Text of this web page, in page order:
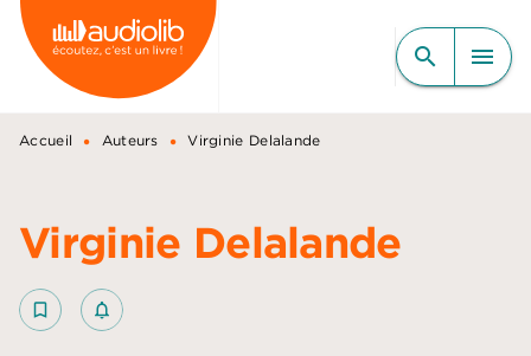
MENU RECHERCHE
CONTENU
PIED DE PAGE
search menu
Accueil • Auteurs • Virginie Delalande
Virginie Delalande
bookmark_border notifications_none_outlined